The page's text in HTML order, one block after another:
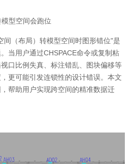
型空间会跑位
间（布局）转模型空间时图形错位"是
当用户通过CHSPACE命令或复制粘
口比例失真、标注错乱、图块偏移等
更可能引发连锁性的设计错误。本文
帮助用户实现跨空间的精准数据迁